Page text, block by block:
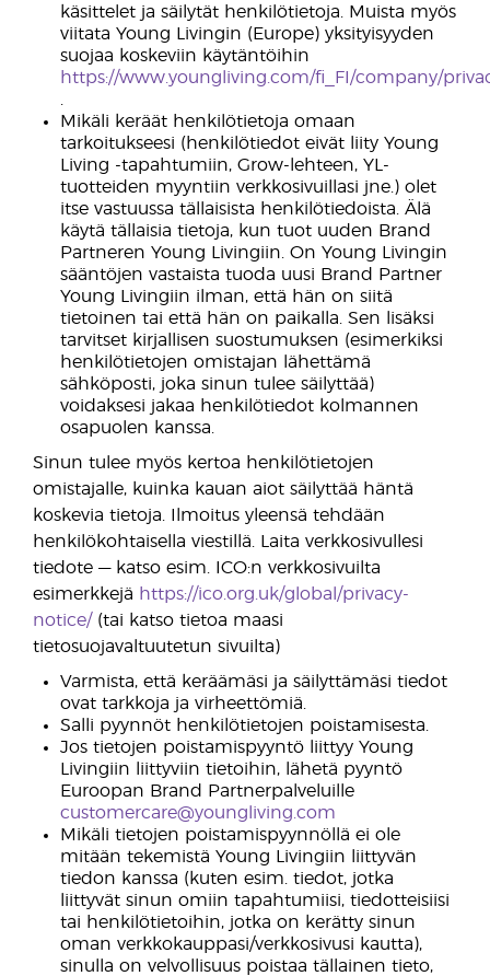
käsittelet ja säilytät henkilötietoja. Muista myös
viitata Young Livingin (Europe) yksityisyyden
suojaa koskeviin käytäntöihin
https://www.youngliving.com/fi_FI/company/
Mikäli keräät henkilötietoja omaan
tarkoitukseesi (henkilötiedot eivät liity Young
Living -tapahtumiin, Grow-lehteen, YL-
tuotteiden myyntiin verkkosivuillasi jne.) olet
itse vastuussa tällaisista henkilötiedoista. Älä
käytä tällaisia tietoja, kun tuot uuden Brand
Partneren Young Livingiin. On Young Livingin
sääntöjen vastaista tuoda uusi Brand Partner
Young Livingiin ilman, että hän on siitä
tietoinen tai että hän on paikalla. Sen lisäksi
tarvitset kirjallisen suostumuksen (esimerkiksi
henkilötietojen omistajan lähettämä
sähköposti, joka sinun tulee säilyttää)
voidaksesi jakaa henkilötiedot kolmannen
osapuolen kanssa.
Sinun tulee myös kertoa henkilötietojen
omistajalle, kuinka kauan aiot säilyttää häntä
koskevia tietoja. Ilmoitus yleensä tehdään
henkilökohtaisella viestillä. Laita verkkosivullesi
tiedote — katso esim. ICO:n verkkosivuilta
esimerkkejä https://ico.org.uk/global/privacy-
notice/ (tai katso tietoa maasi
tietosuojavaltuutetun sivuilta)
Varmista, että keräämäsi ja säilyttämäsi tiedot
ovat tarkkoja ja virheettömiä.
Salli pyynnöt henkilötietojen poistamisesta.
Jos tietojen poistamispyyntö liittyy Young
Livingiin liittyviin tietoihin, lähetä pyyntö
Euroopan Brand Partnerpalveluille
customercare@youngliving.com
Mikäli tietojen poistamispyynnöllä ei ole
mitään tekemistä Young Livingiin liittyvän
tiedon kanssa (kuten esim. tiedot, jotka
liittyvät sinun omiin tapahtumiisi, tiedotteisiisi
tai henkilötietoihin, jotka on kerätty sinun
oman verkkokauppasi/verkkosivusi kautta),
sinulla on velvollisuus poistaa tällainen tieto,